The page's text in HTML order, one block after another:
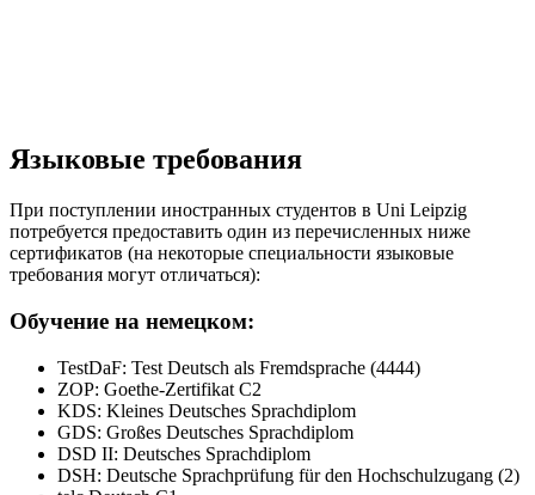
Языковые требования
При поступлении иностранных студентов в Uni Leipzig
потребуется предоставить один из перечисленных ниже
сертификатов (на некоторые специальности языковые
требования могут отличаться):
Обучение на немецком:
TestDaF: Test Deutsch als Fremdsprache (4444)
ZOP: Goethe-Zertifikat C2
KDS: Kleines Deutsches Sprachdiplom
GDS: Großes Deutsches Sprachdiplom
DSD II: Deutsches Sprachdiplom
DSH: Deutsche Sprachprüfung für den Hochschulzugang (2)